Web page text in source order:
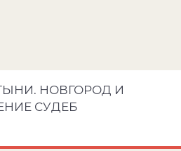
НОВГОРОД И
СУДЕБ